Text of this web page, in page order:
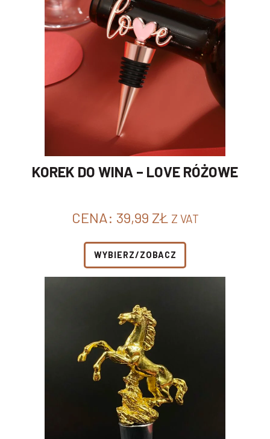
KOREK DO WINA – LOVE RÓŻOWE
CENA: 39,99 ZŁ Z VAT
WYBIERZ/ZOBACZ